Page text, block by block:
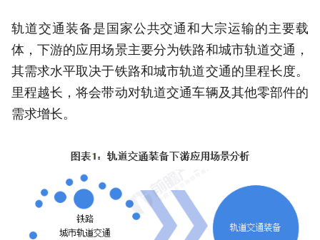
轨道交通装备是国家公共交通和大宗运输的主要载
体，下游的应用场景主要分为铁路和城市轨道交通，
其需求水平取决于铁路和城市轨道交通的里程长度。
里程越长，将会带动对轨道交通车辆及其他零部件的
需求增长。